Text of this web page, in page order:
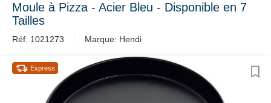
Moule à Pizza - Acier Bleu - Disponible en 7
Tailles
Réf. 1021273 Marque: Hendi
Express